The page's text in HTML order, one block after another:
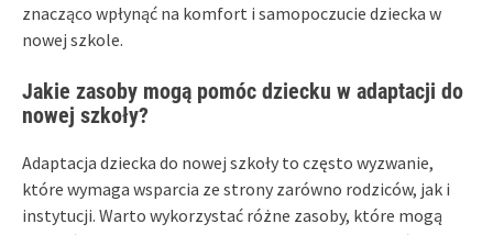
znacząco wpłynąć na komfort i samopoczucie dziecka w
nowej szkole.
Jakie zasoby mogą pomóc dziecku w adaptacji do
nowej szkoły?
Adaptacja dziecka do nowej szkoły to często wyzwanie,
które wymaga wsparcia ze strony zarówno rodziców, jak i
instytucji. Warto wykorzystać różne zasoby, które mogą